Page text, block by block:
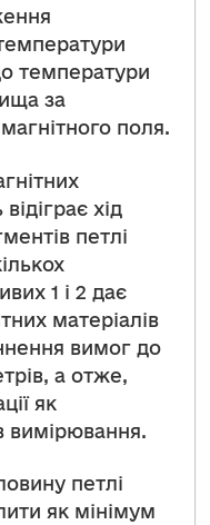
температури
за
поля.
хід
петлі
1 і 2 дає
матеріалів
вимог до
а отже,
як
вимірювання.
петлі
як мінімум